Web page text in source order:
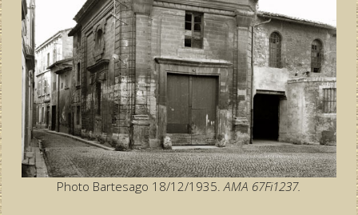
Photo Bartesago 18/12/1935.AMA 67Fi1237.